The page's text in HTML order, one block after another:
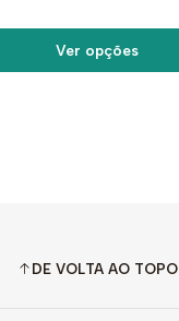
Ver opções
DE VOLTA AO TOPO